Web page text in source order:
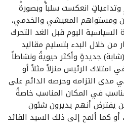
انعكست سلباً وبصورة
ومستواهم المعيشي والخدمي،
السياسية اليوم قبل الغد التحرك
من خلال البدء بتسليم مقاليد
(شابة) جديدةٍ وأكثر حيويةً ونشاطاً
امتلاك الرئيس منزلاً مثلاً أو
مدى التزامه وحرصه الدائم على
في المكان المناسب خاصةً
يفترض أنهم يديرون شئون
كما ألمح إلى ذلك السيد القائد